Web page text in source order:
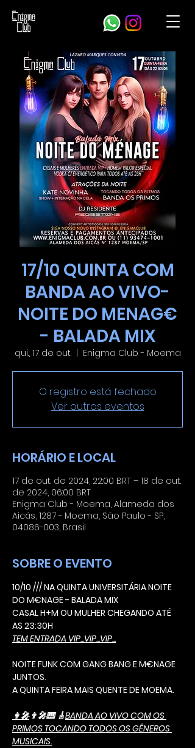
17/10 QUINTA COM
BANDA AO VIVO-
NOITE DO MENAG€
- BALADA MIX
qui., 17 de out.
  |
Enigma Club - Moema
O registro está fechado
Ver outros eventos
HORÁRIO E LOCAL
17 de out. de 2024, 22:00 BRT – 18 de out.
de 2024, 06:00 BRT
Enigma Club - Moema, Alameda dos
Aicás, 1287 - Moema, São Paulo - SP,
04086-003, Brasil
SOBRE O EVENTO
10/10 /// NA QUINTA UNIVERSITÁRIA NOITE
DO M€NAGE - BALADA MIX
CASAL H+M OU MULHER CHEGANDO ATÉ
AS 23:30H
TEM ENTRADA VIP...VIP...VIP...
NOITE FUNK COM GANG BANG E M€NAGE
JUNTOS.
A QUINTA FEIRA MAIS QUENTE DE MOEMA.
👩‍🎤👨‍🎤🎹 🎸BANDA AO VIVO COM OS
PRIMOS TOCANDO TODOS OS GÊNEROS
MUSICAIS.